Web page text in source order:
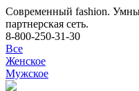
Современный fashion.
партнерская сеть.
8-800-250-31-30
Все
Женское
Мужское